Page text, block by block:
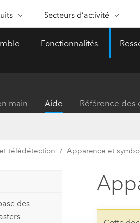
Online
de cartographie SaaS
SIG leader du marché
de base pour les SIG et
Secteurs d’activité
SECTEURS D’ACTIVITÉ
Protection de
Fournisseurs d’énergie
Santé et services à la
Administrations nationales
Fonctionnalités
main Aide Référence des
télédétection Apparence et
des